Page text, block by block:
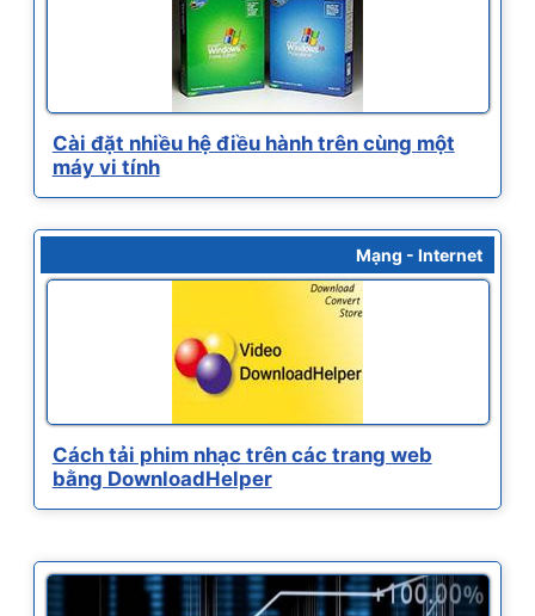
Cài đặt nhiều hệ điều hành trên cùng một
máy vi tính
Mạng - Internet
Cách tải phim nhạc trên các trang web
bằng DownloadHelper